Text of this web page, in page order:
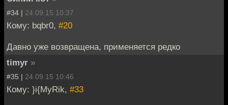
#34 | 24.09.15 10:37
Кому: bqbr0, #20
Давно уже возвращена, применяется редко
timyr »
#35 | 24.09.15 10:46
Кому: }i{MyRik, #33